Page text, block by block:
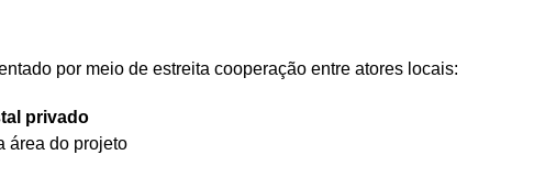
por meio de estreita cooperação entre atores locais:
privado
área do projeto